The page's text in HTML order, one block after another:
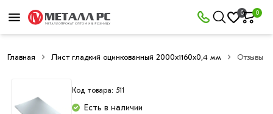
0 0
Главная Лист гладкий оцинкованный 2000х1160х0,4 мм Отзывы
Код товара: 511
Есть в наличии